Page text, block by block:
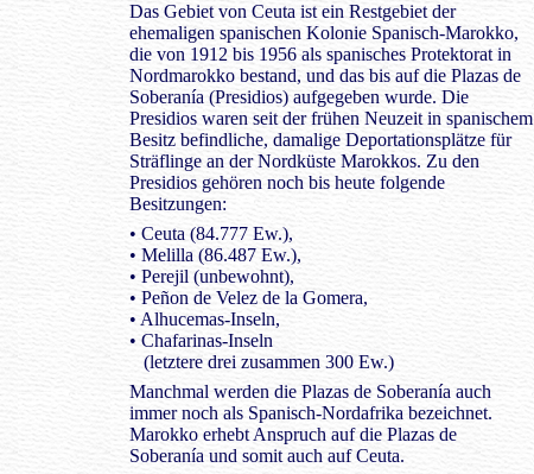
Das Gebiet von Ceuta ist ein Restgebiet der
ehemaligen spanischen Kolonie Spanisch-Marokko,
die von 1912 bis 1956 als spanisches Protektorat in
Nordmarokko bestand, und das bis auf die Plazas de
Soberanía (Presidios) aufgegeben wurde. Die
Presidios waren seit der frühen Neuzeit in spanischem
Besitz befindliche, damalige Deportationsplätze für
Sträflinge an der Nordküste Marokkos. Zu den
Presidios gehören noch bis heute folgende
Besitzungen:
• Ceuta (84.777 Ew.),
• Melilla (86.487 Ew.),
• Perejil (unbewohnt),
• Peñon de Velez de la Gomera,
• Alhucemas-Inseln,
• Chafarinas-Inseln
(letztere drei zusammen 300 Ew.)
Manchmal werden die Plazas de Soberanía auch
immer noch als Spanisch-Nordafrika bezeichnet.
Marokko erhebt Anspruch auf die Plazas de
Soberanía und somit auch auf Ceuta.